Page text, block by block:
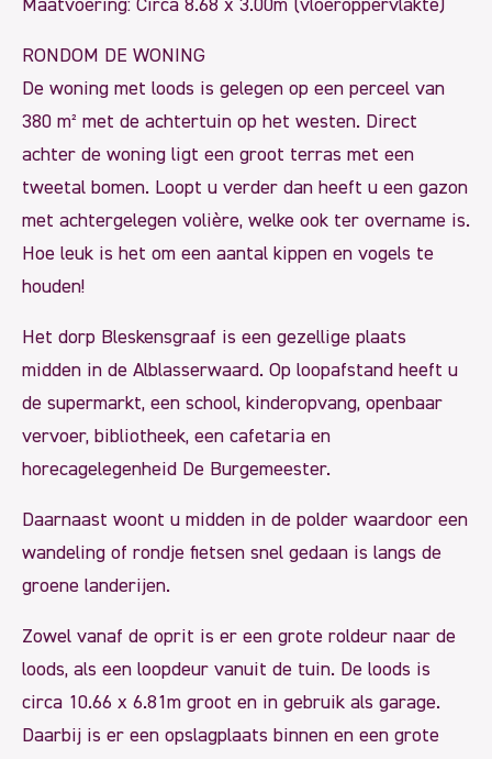
Maatvoering: Circa 8.68 x 3.00m (vloeroppervlakte)
RONDOM DE WONING
De woning met loods is gelegen op een perceel van
380 m² met de achtertuin op het westen. Direct
achter de woning ligt een groot terras met een
tweetal bomen. Loopt u verder dan heeft u een gazon
met achtergelegen volière, welke ook ter overname is.
Hoe leuk is het om een aantal kippen en vogels te
houden!
Het dorp Bleskensgraaf is een gezellige plaats
midden in de Alblasserwaard. Op loopafstand heeft u
de supermarkt, een school, kinderopvang, openbaar
vervoer, bibliotheek, een cafetaria en
horecagelegenheid De Burgemeester.
Daarnaast woont u midden in de polder waardoor een
wandeling of rondje fietsen snel gedaan is langs de
groene landerijen.
Zowel vanaf de oprit is er een grote roldeur naar de
loods, als een loopdeur vanuit de tuin. De loods is
circa 10.66 x 6.81m groot en in gebruik als garage.
Daarbij is er een opslagplaats binnen en een grote